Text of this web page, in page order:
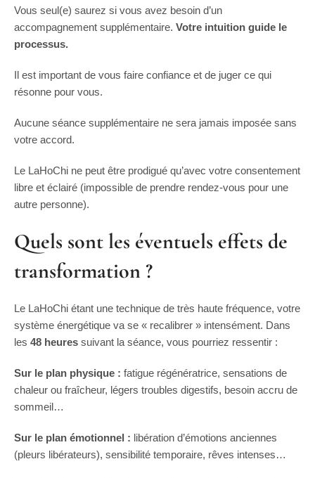
Vous seul(e) saurez si vous avez besoin d’un
accompagnement supplémentaire. Votre intuition guide le
processus.
Il est important de vous faire confiance et de juger ce qui
résonne pour vous.
Aucune séance supplémentaire ne sera jamais imposée sans
votre accord.
Le LaHoChi ne peut être prodigué qu’avec votre consentement
libre et éclairé (impossible de prendre rendez-vous pour une
autre personne).
Quels sont les éventuels effets de
transformation ?
Le LaHoChi étant une technique de très haute fréquence, votre
système énergétique va se « recalibrer » intensément. Dans
les 48 heures suivant la séance, vous pourriez ressentir :
Sur le plan physique : fatigue régénératrice, sensations de
chaleur ou fraîcheur, légers troubles digestifs, besoin accru de
sommeil…
Sur le plan émotionnel : libération d’émotions anciennes
(pleurs libérateurs), sensibilité temporaire, rêves intenses…